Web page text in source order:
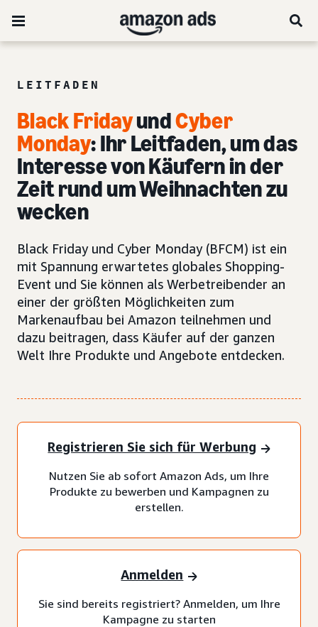
LEITFADEN
Black FridayundCyber
Monday: Ihr Leitfaden, um das
Interesse von Käufern in der
Zeit rund um Weihnachten zu
wecken
Black Friday und Cyber Monday (BFCM) ist ein
mit Spannung erwartetes globales Shopping-
Event und Sie können als Werbetreibender an
einer der größten Möglichkeiten zum
Markenaufbau bei Amazon teilnehmen und
dazu beitragen, dass Käufer auf der ganzen
Welt Ihre Produkte und Angebote entdecken.
Registrieren Sie sich für Werbung
Nutzen Sie ab sofort Amazon Ads, um Ihre
Produkte zu bewerben und Kampagnen zu
erstellen.
Anmelden
Sie sind bereits registriert? Anmelden, um Ihre
Kampagne zu starten